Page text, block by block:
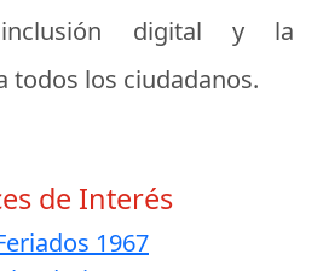
digital y la
todos los ciudadanos.
de Interés
1967